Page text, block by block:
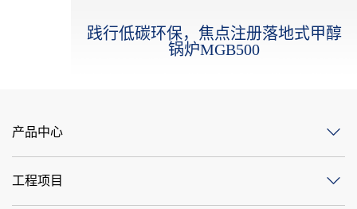
践行低碳环保，焦点注册落地式甲醇
锅炉MGB500
产品中心
工程项目